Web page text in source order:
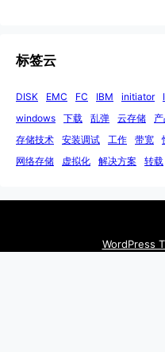
标签云
DISK EMC FC IBM initiator
windows
下载 乱弹 云存储
存储技术
安装调试 工作 带宽
网络存储
虚拟化 解决方案 转载
WordPress